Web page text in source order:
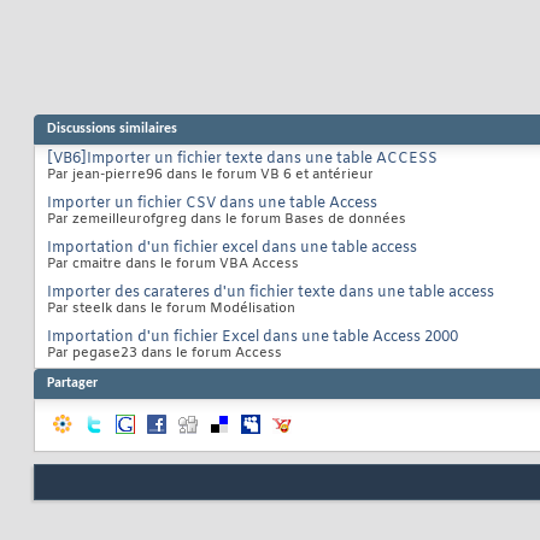
Discussions similaires
[VB6]Importer un fichier texte dans une table ACCESS
Par jean-pierre96 dans le forum VB 6 et antérieur
Importer un fichier CSV dans une table Access
Par zemeilleurofgreg dans le forum Bases de données
Importation d'un fichier excel dans une table access
Par cmaitre dans le forum VBA Access
Importer des carateres d'un fichier texte dans une table access
Par steelk dans le forum Modélisation
Importation d'un fichier Excel dans une table Access 2000
Par pegase23 dans le forum Access
Partager